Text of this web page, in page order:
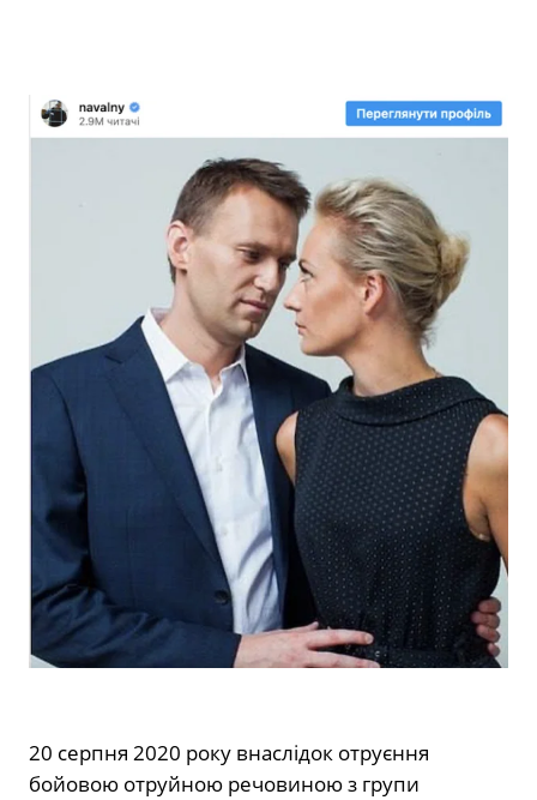
20 серпня 2020 року внаслідок отруєння
бойовою отруйною речовиною з групи